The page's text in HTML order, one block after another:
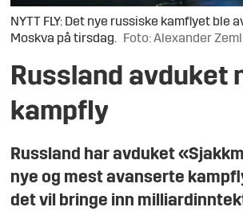
NYTT FLY: Det nye russiske kamflyet ble
Moskva på tirsdag.
Foto: Alexander
Russland avduket
kampfly
Russland har avduket
nye og mest avanserte
det vil bringe inn